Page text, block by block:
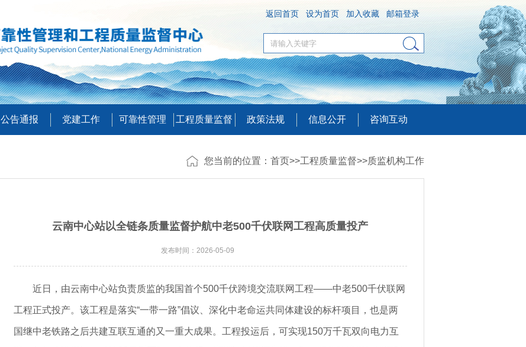
返回首页 设为首页 加入收藏 邮箱登录
公告通报 党建工作 可靠性管理 工程质量监督 政策法规 信息公开 咨询互动
您当前的位置： 首页>>工程质量监督>>质监机构工作
云南中心站以全链条质量监督护航中老500千伏联网工程高质量投产
发布时间：2026-05-09
近日，由云南中心站负责质监的我国首个500千伏跨境交流联网工程——中老500千伏联网
工程正式投产。该工程是落实“一带一路”倡议、深化中老命运共同体建设的标杆项目，也是两
国继中老铁路之后共建互联互通的又一重大成果。工程投运后，可实现150万千瓦双向电力互